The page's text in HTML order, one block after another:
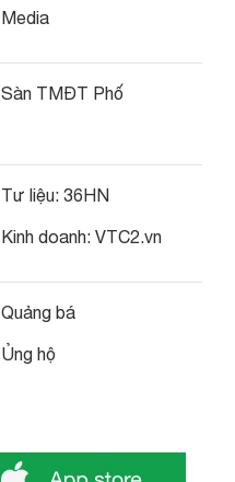
Media
Sàn TMĐT Phố
Tư liệu: 36HN
Kinh doanh: VTC2.vn
Quảng bá
Ủng hộ